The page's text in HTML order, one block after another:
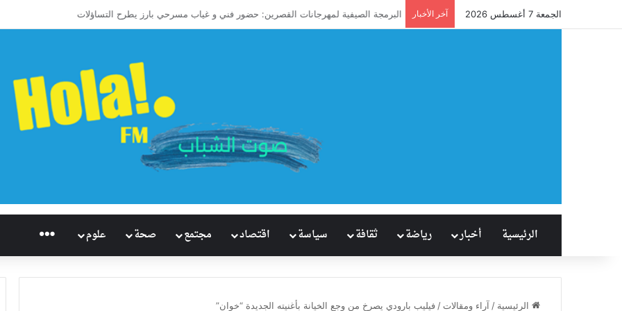
الجمعة 7 أغسطس 2026 آخر الأخبار آل نصفان يحقق إنجازًا تاريخيًا للإسكواش السعودي.. سابع العالم وأول آسيوي يبلغ ربع نهائي بطولة العالم
الرئيسية أخبار رياضة ثقافة سياسة اقتصاد مجتمع صحة علوم راديو هُلاَ‎
الرئيسية / آراء ومقالات / فيليب بارودي يصرخ من وجع الخيانة بأغنيته الجديدة “خوان”